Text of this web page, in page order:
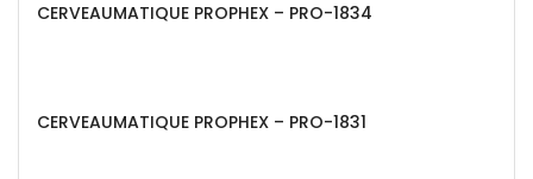
CERVEAUMATIQUE PROPHEX – PRO-1834
CERVEAUMATIQUE PROPHEX – PRO-1831